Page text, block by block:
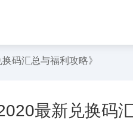
码汇总与福利攻略》
最新兑换码